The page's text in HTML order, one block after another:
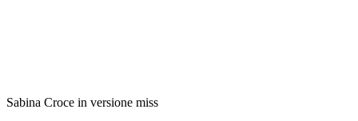
Sabina Croce in versione miss